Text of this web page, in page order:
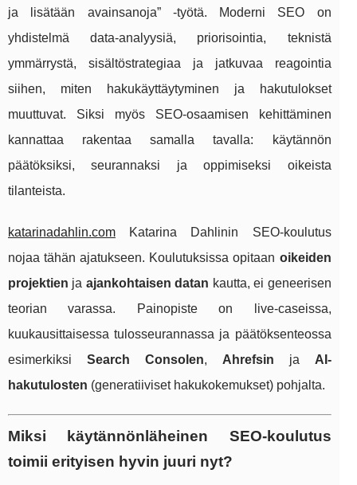
ja lisätään avainsanoja” -työtä. Moderni SEO on
yhdistelmä data-analyysiä, priorisointia, teknistä
ymmärrystä, sisältöstrategiaa ja jatkuvaa reagointia
siihen, miten hakukäyttäytyminen ja hakutulokset
muuttuvat. Siksi myös SEO-osaamisen kehittäminen
kannattaa rakentaa samalla tavalla: käytännön
päätöksiksi, seurannaksi ja oppimiseksi oikeista
tilanteista.
katarinadahlin.com Katarina Dahlinin SEO-koulutus
nojaa tähän ajatukseen. Koulutuksissa opitaan oikeiden
projektien ja ajankohtaisen datan kautta, ei geneerisen
teorian varassa. Painopiste on live-caseissa,
kuukausittaisessa tulosseurannassa ja päätöksenteossa
esimerkiksi Search Consolen, Ahrefsin ja AI-
hakutulosten (generatiiviset hakukokemukset) pohjalta.
Miksi käytännönläheinen SEO-koulutus
toimii erityisen hyvin juuri nyt?